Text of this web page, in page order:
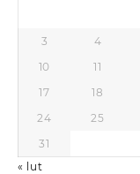
3
4
10
11
17
18
24
25
31
« lut